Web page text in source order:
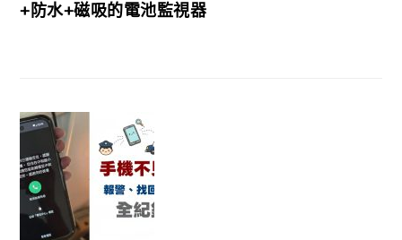
+防水+磁吸的電池監視器